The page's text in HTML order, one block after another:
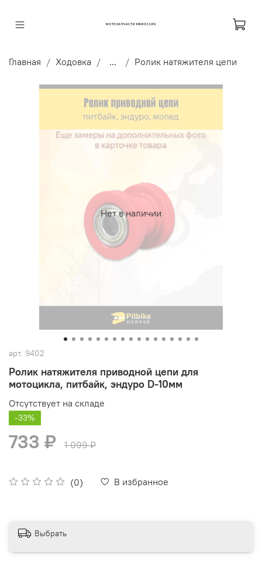
МОТОЗАПЧАСТИ MKROSS.RU
Главная Ходовка ... Ролик натяжителя цепи
Нет в наличии
арт. 9402
Ролик натяжителя приводной цепи для
мотоцикла, питбайк, эндуро D-10мм
(0) В избранное
Отсутствует на складе
-33%
733 ₽ 1 099 ₽
Выбрать